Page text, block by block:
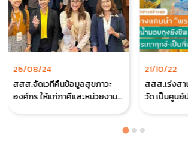
26/08/24
สสส.จัดเวทีคืนข้อมูลสุขภาวะ
องค์กร ให้แก่ภาคีและหน่วยงานที่
21/10/22
สสส.เร่งส
วัด เป็นศูนย์